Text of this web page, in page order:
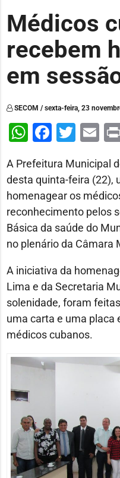
Médicos
recebem
em
SECOM / sexta-feira, 23
WhatsApp
A Prefeitura Municipal
desta quinta-feira (22),
homenagear os
reconhecimento pelos
Básica da saúde do
no plenário da Câmara
A iniciativa da
Lima e da Secretaria
solenidade, foram
uma carta e uma placa
médicos cubanos.